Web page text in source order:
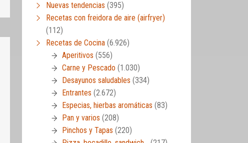
Nuevas tendencias (395)
Recetas con freidora de aire (airfryer)
(112)
Recetas de Cocina (6.926)
Aperitivos (556)
Carne y Pescado (1.030)
Desayunos saludables (334)
Entrantes (2.672)
Especias, hierbas aromáticas (83)
Pan y varios (208)
Pinchos y Tapas (220)